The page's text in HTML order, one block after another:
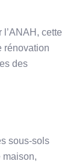
l’ANAH, cette
rénovation
des
sous-sols
maison,